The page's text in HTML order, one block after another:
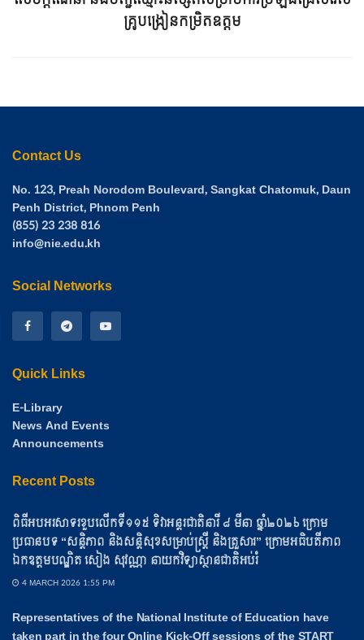
គ្រូបង្រៀនកម្រិតឧត្តម
Contact Us
No. 123, Preah Norodom Boulevard, Sangkat Chatomuk, Daun
Penh District, Phnom Penh
(855) 23 238 816
info@nie.edu.kh
Social Networks
Quick Links
E-Library
News And Events
Announcements
Recent Posts
ពិធីអបអរសាទរខួបលើកទី១១៥ ទិវាអន្តរជាតិនារី ៨ មីនា ឆ្នាំ២០២៦ ក្រោម
ប្រធានបទ “សន្តិភាព និងសន្តិសុខសម្រាប់ស្ត្រី និងគ្រួសារ” ក្រោមអធិបតីភាព
ឯកឧត្តមបណ្ឌិត សៀង សុវណ្ណា នាយកវិទ្យាស្ថានជាតិអប់រំ
4 MARCH 2026 1:55 PM
Representatives of the National Institute of Education have